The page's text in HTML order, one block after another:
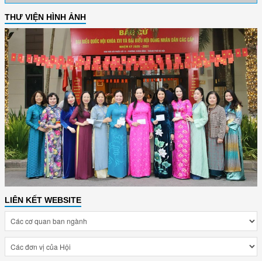
THƯ VIỆN HÌNH ẢNH
LIÊN KẾT WEBSITE